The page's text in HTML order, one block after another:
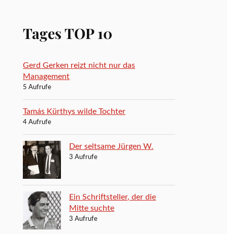
Tages TOP 10
Gerd Gerken reizt nicht nur das
Management
5 Aufrufe
Tamás Kürthys wilde Tochter
4 Aufrufe
Der seltsame Jürgen W.
3 Aufrufe
Ein Schriftsteller, der die
Mitte suchte
3 Aufrufe